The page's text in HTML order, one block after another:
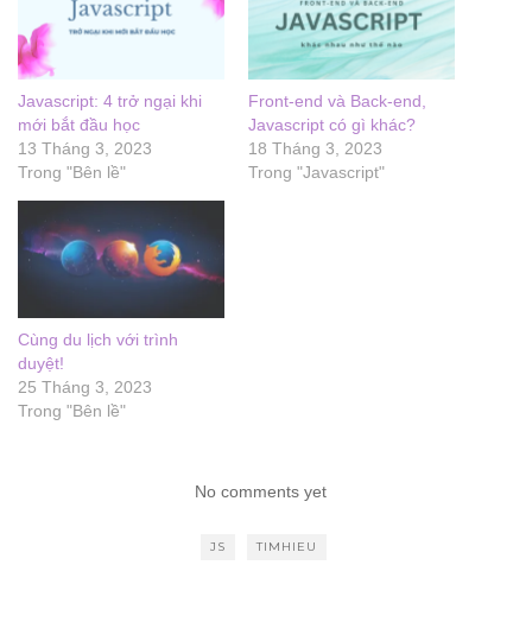
Javascript: 4 trở ngại khi
mới bắt đầu học
13 Tháng 3, 2023
Trong "Bên lề"
Front-end và Back-end,
Javascript có gì khác?
18 Tháng 3, 2023
Trong "Javascript"
Cùng du lịch với trình
duyệt!
25 Tháng 3, 2023
Trong "Bên lề"
No comments yet
JS TIMHIEU